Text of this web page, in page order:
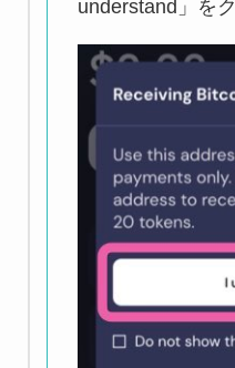
understand」を